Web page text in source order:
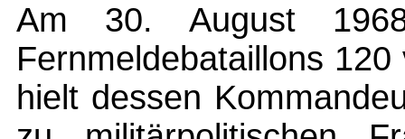
Am 30. August
Fernmeldebataillons
hielt dessen